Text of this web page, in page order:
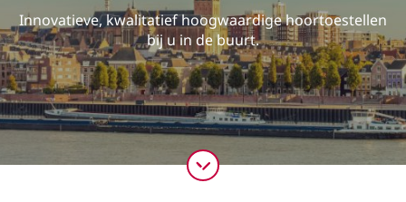
Innovatieve, kwalitatief hoogwaardige hoortoestellen
bij u in de buurt.